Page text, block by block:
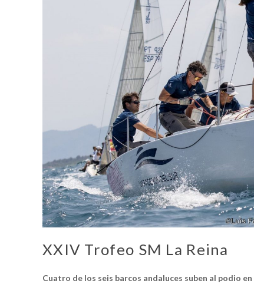
XXIV Trofeo SM La Reina
Cuatro de los seis barcos andaluces suben al podio en